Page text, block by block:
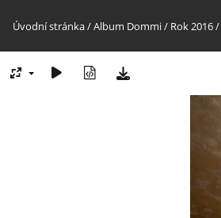
Úvodní stránka/Album Dommi/ Rok 2016/